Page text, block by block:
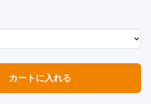
カートに入れる